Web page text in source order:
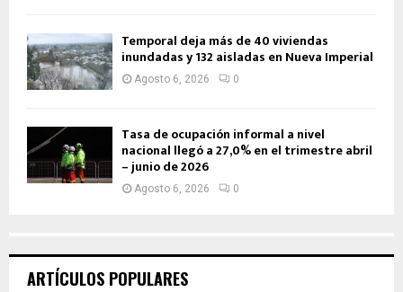
Temporal deja más de 40 viviendas
inundadas y 132 aisladas en Nueva Imperial
Agosto 6, 2026 0
Tasa de ocupación informal a nivel
nacional llegó a 27,0% en el trimestre abril
– junio de 2026
Agosto 6, 2026 0
ARTÍCULOS POPULARES